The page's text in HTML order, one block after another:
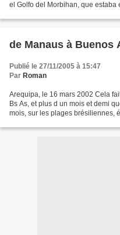
el Golfo del Morbihan, que
de Manaus à Buenos
Publié le 27/11/2005 à 15:47
Par Roman
Arequipa, le 16 mars 2002 Cela
Bs As, et plus d un mois et demi
mois, sur les plages brésiliennes,